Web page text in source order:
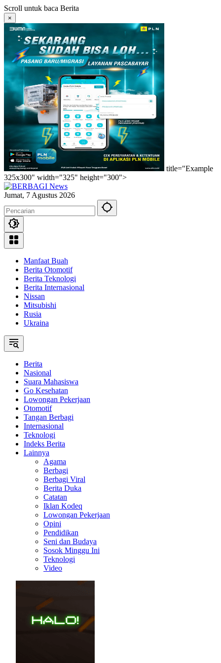
Langsung
ke
konten
Scroll untuk baca Berita
×
title="Example
325x300" width="325" height="300">
Jumat, 7 Agustus 2026
Manfaat Buah
Berita Otomotif
Berita Teknologi
Berita Internasional
Nissan
Mitsubishi
Rusia
Ukraina
Berita
Nasional
Suara Mahasiswa
Go Kesehatan
Lowongan Pekerjaan
Otomotif
Tangan Berbagi
Internasional
Teknologi
Indeks Berita
Lainnya
Agama
Berbagi
Berbagi Viral
Berita Duka
Catatan
Iklan Kodeq
Lowongan Pekerjaan
Opini
Pendidikan
Seni dan Budaya
Sosok Minggu Ini
Teknologi
Video